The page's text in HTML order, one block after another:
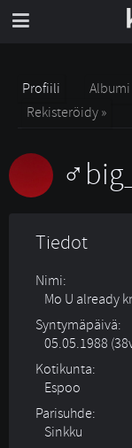
Profiili Albumi
Rekisteröidy »
Tiedot
Nimi:
Mo U already
Syntymäpäivä:
05.05.1988
Kotikunta:
Espoo
Parisuhde:
Sinkku